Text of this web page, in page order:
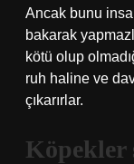
Ancak bunu
bakarak
kötü olup
ruh haline ve
çıkarırlar.
Köpekler